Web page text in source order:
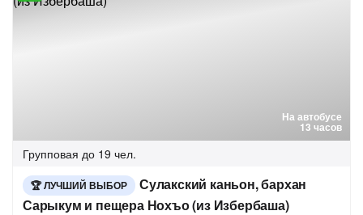
На автобусе
13 часов
Групповая до 19 чел.
ЛУЧШИЙ ВЫБОР
Сулакский каньон, бархан
Сарыкум и пещера Нохъо (из Избербаша)